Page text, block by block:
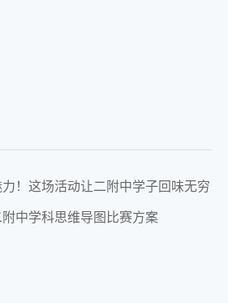
！这场活动让二附中学子回味无穷
中学科思维导图比赛方案